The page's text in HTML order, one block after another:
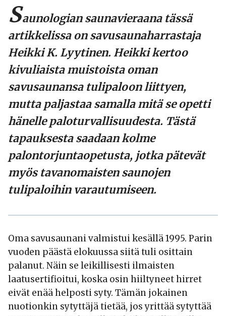
Saunologian saunavieraana tässä
artikkelissa on savusaunaharrastaja
Heikki K. Lyytinen. Heikki kertoo
kivuliaista muistoista oman
savusaunansa tulipaloon liittyen,
mutta paljastaa samalla mitä se opetti
hänelle paloturvallisuudesta. Tästä
tapauksesta saadaan kolme
palontorjuntaopetusta, jotka pätevät
myös tavanomaisten saunojen
tulipaloihin varautumiseen.
Oma savusaunani valmistui kesällä 1995. Parin
vuoden päästä elokuussa siitä tuli osittain
palanut. Näin se leikillisesti ilmaisten
laatusertifioitui, koska osin hiiltyneet hirret
eivät enää helposti syty. Tämän jokainen
nuotionkin sytyttäjä tietää, jos yrittää sytyttää